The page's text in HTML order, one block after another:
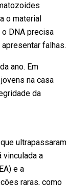
o material
DNA precisa
falhas.
ano. Em
na casa
da
ultrapassaram
a
e a
raras, como